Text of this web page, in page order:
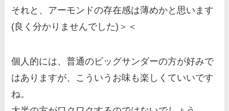
それと、アーモンドの存在感は薄めかと思います
(良く分かりませんでした)＞＜
個人的には、普通のビッグサンダーの方が好みで
はありますが、こういうお味も楽しくていいです
ね。